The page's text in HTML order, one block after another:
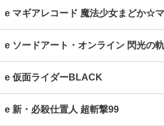
e マギアレコード 魔法少女まどか☆
e ソードアート・オンライン 閃光の
e 仮面ライダーBLACK
e 新・必殺仕置人 超斬撃99